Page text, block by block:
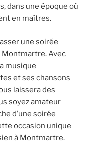
dans une époque où
en maîtres.
une soirée
Montmartre. Avec
musique
et ses chansons
laissera des
soyez amateur
d’une soirée
occasion unique
à Montmartre.